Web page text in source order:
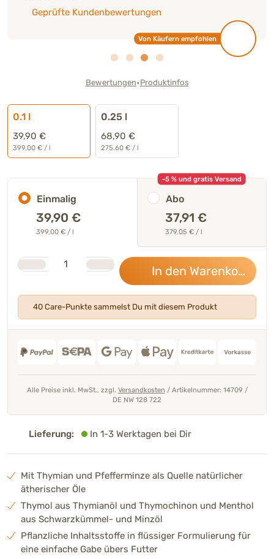
Geprüfte Kundenbewertungen
Von Käufern empfohlen
Mit Thymian und Pfefferminze als Quelle natürlicher
ätherischer Öle
Thymol aus Thymianöl und Thymochinon und Menthol
aus Schwarzkümmel- und Minzöl
Pflanzliche Inhaltsstoffe in flüssiger Formulierung für
eine einfache Gabe übers Futter
Bewertungen•Produktinfos
0.1 l
39,90 €
399,00 € / l
0.25 l
68,90 €
275.60 € / l
Einmalig
39,90 €
399,00 € / l
-5 % und gratis Versand
Abo
37,91 €
379,05 € / l
Anzahl
In den Warenkorb
40 Care-Punkte sammelst Du mit diesem Produkt
Alle Preise inkl. MwSt., zzgl. Versandkosten / Artikelnummer: 14709 /
DE NW 128 722
Lieferung: In 1-3 Werktagen bei Dir